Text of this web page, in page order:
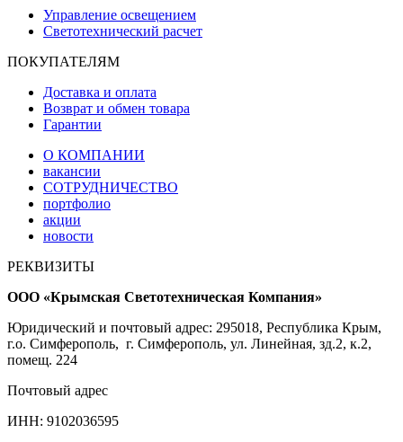
Управление освещением
Светотехнический расчет
ПОКУПАТЕЛЯМ
Доставка и оплата
Возврат и обмен товара
Гарантии
О КОМПАНИИ
вакансии
СОТРУДНИЧЕСТВО
портфолио
акции
новости
РЕКВИЗИТЫ
ООО «Крымская Светотехническая Компания»
Юридический и почтовый адрес: 295018, Республика Крым,
г.о. Симферополь, г. Симферополь, ул. Линейная, зд.2, к.2,
помещ. 224
Почтовый адрес
ИНН: 9102036595